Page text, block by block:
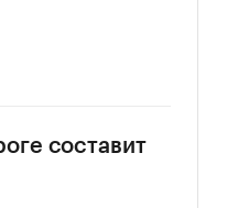
составит